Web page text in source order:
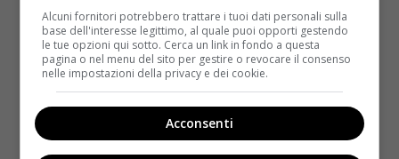
Alcuni fornitori potrebbero trattare i tuoi dati personali sulla
base dell'interesse legittimo, al quale puoi opporti gestendo
le tue opzioni qui sotto. Cerca un link in fondo a questa
pagina o nel menu del sito per gestire o revocare il consenso
nelle impostazioni della privacy e dei cookie.
Acconsenti